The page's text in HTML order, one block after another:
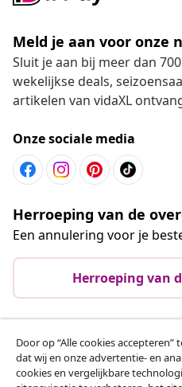
Meld je aan voor onze
Sluit je aan bij meer dan
wekelijkse deals,
artikelen van vidaXL
Onze sociale media
Herroeping van de
Een annulering voor je
Herroeping van
Klantenservice
Door op “Alle cookies
dat wij en onze advertentie- en
cookies en vergelijkbare